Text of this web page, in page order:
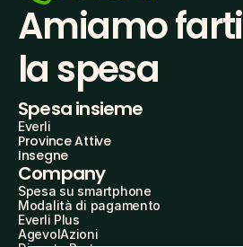
Amiamo farti
la spesa
Spesa insieme
Everli
Province Attive
Insegne
Company
Spesa su smartphone
Modalità di pagamento
Everli Plus
AgevolAzioni